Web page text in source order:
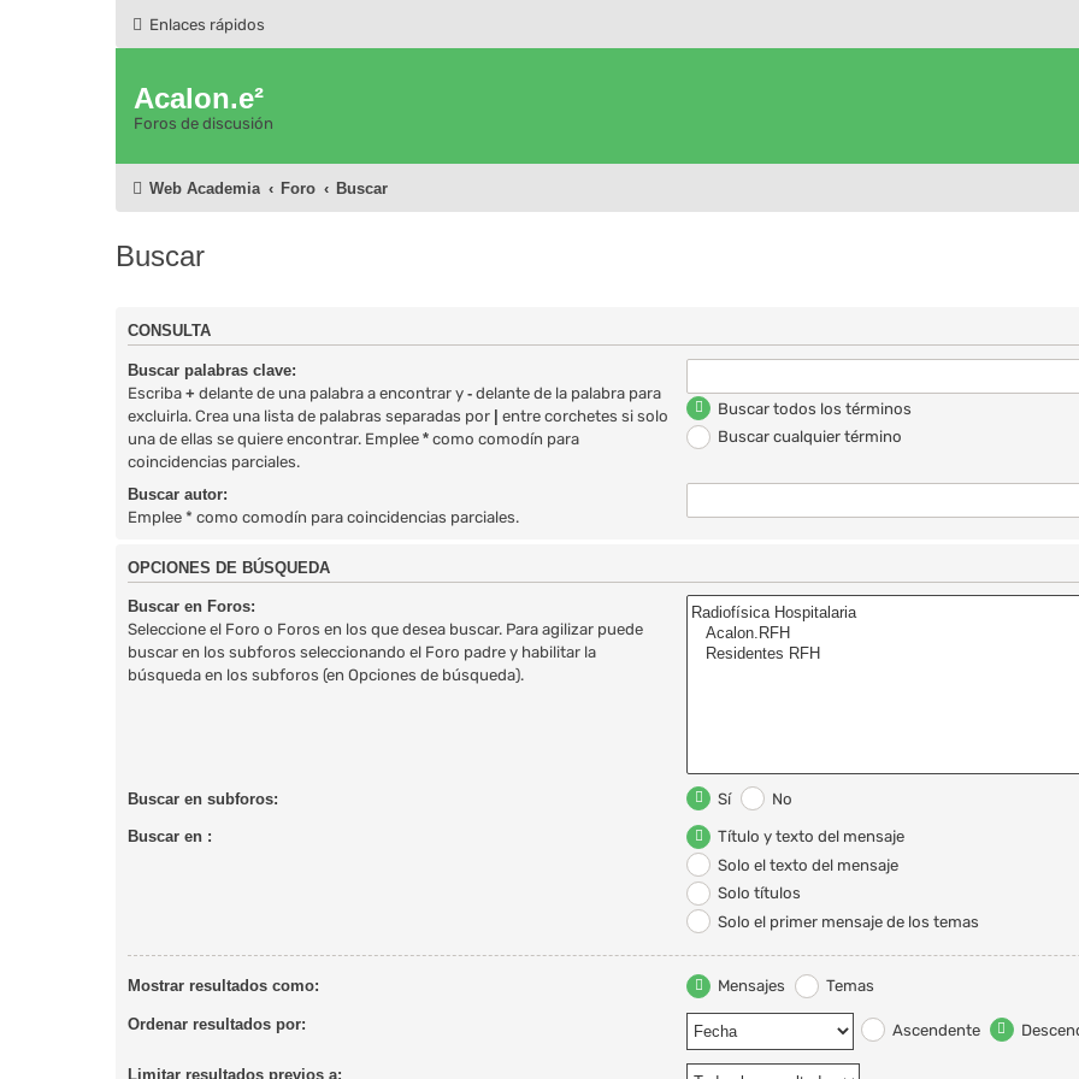
Enlaces rápidos
Acalon.e²
Foros de discusión
Web Academia Foro Buscar
Buscar
CONSULTA
Buscar palabras clave:
Escriba + delante de una palabra a encontrar y - delante de la palabra para
excluirla. Crea una lista de palabras separadas por | entre corchetes si solo
una de ellas se quiere encontrar. Emplee * como comodín para
coincidencias parciales.
Buscar todos los términos
Buscar cualquier término
Buscar autor:
Emplee * como comodín para coincidencias parciales.
OPCIONES DE BÚSQUEDA
Buscar en Foros:
Seleccione el Foro o Foros en los que desea buscar. Para agilizar puede
buscar en los subforos seleccionando el Foro padre y habilitar la
búsqueda en los subforos (en Opciones de búsqueda).
Buscar en subforos: Sí No
Buscar en :
Título y texto del mensaje
Solo el texto del mensaje
Solo títulos
Solo el primer mensaje de los temas
Mostrar resultados como: Mensajes Temas
Ordenar resultados por: Ascendente
Limitar resultados previos a: